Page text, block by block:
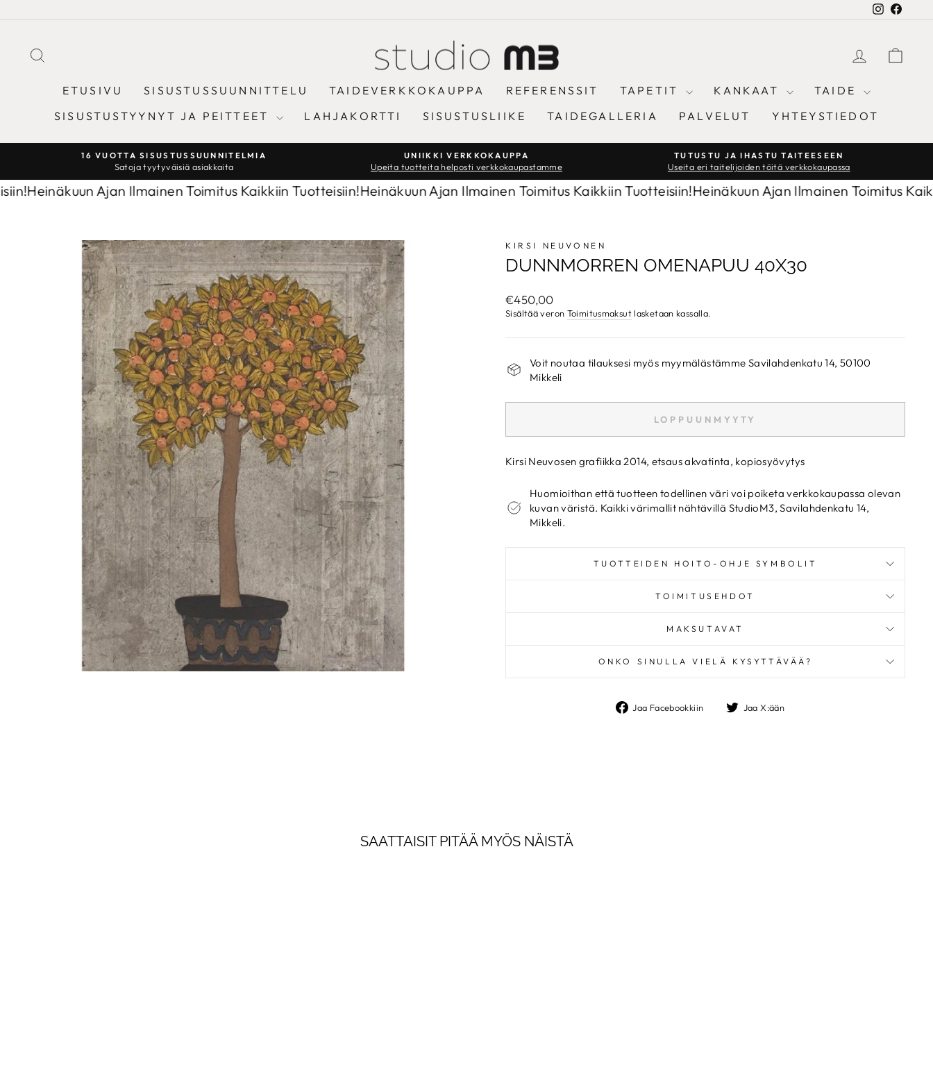
Instagram
ETUSIVU SISUSTUSSUUNNITTELU TAIDEVERKKOKAUPPA REFERENSSIT TAPETIT KANKAAT
TAIDE
SISUSTUSTYYNYT JA PEITTEET
LAHJAKORTTI SISUSTUSLIIKE TAIDEGALLERIA PALVELUT YHTEYSTIEDOT
Keskeytä
diaesitys
16 VUOTTA SISUSTUSSUUNNITELMIA
Satoja tyytyväisiä asiakkaita
UNIIKKI VERKKOKAUPPA
Upeita tuotteita helposti verkkokaupastamme
TUTUSTU JA IHASTU TAITEESEEN
Useita eri taitelijoiden töitä verkkokaupassa
Ajan Ilmainen Toimitus Kaikkiin Tuotteisiin!Heinäkuun Ajan Ilmainen Toimitus Kaikkiin Tuotteisiin!Heinäkuun Ajan Ilmainen Toimitus Kaikkiin
uutuuksista, tarjouksista ja inspiraatiosta –
KIRSI NEUVONEN
DUNNMORREN OMENAPUU 40X30
Normaalihinta
€450,00
Sisältää veron Toimitusmaksutlasketaan kassalla.
Voit noutaa tilauksesi myös myymälästämme Savilahdenkatu 14, 50100
Mikkeli
LOPPUUNMYYTY
Kirsi Neuvosen grafiikka 2014, etsaus akvatinta, kopiosyövytys
Huomioithan että tuotteen todellinen väri voi poiketa verkkokaupassa olevan
kuvan väristä. Kaikki värimallit nähtävillä StudioM3, Savilahdenkatu 14,
Mikkeli.
TUOTTEIDEN HOITO-OHJE SYMBOLIT
TOIMITUSEHDOT
MAKSUTAVAT
ONKO SINULLA VIELÄ KYSYTTÄVÄÄ?
Jaa Facebookkiin
Jaa
Jaa X:ään
SAATTAISIT PITÄÄ MYÖS NÄISTÄ